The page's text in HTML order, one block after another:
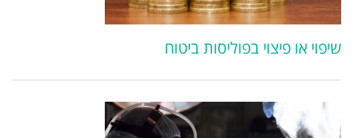
שיפוי או פיצוי בפוליסות ביטוח